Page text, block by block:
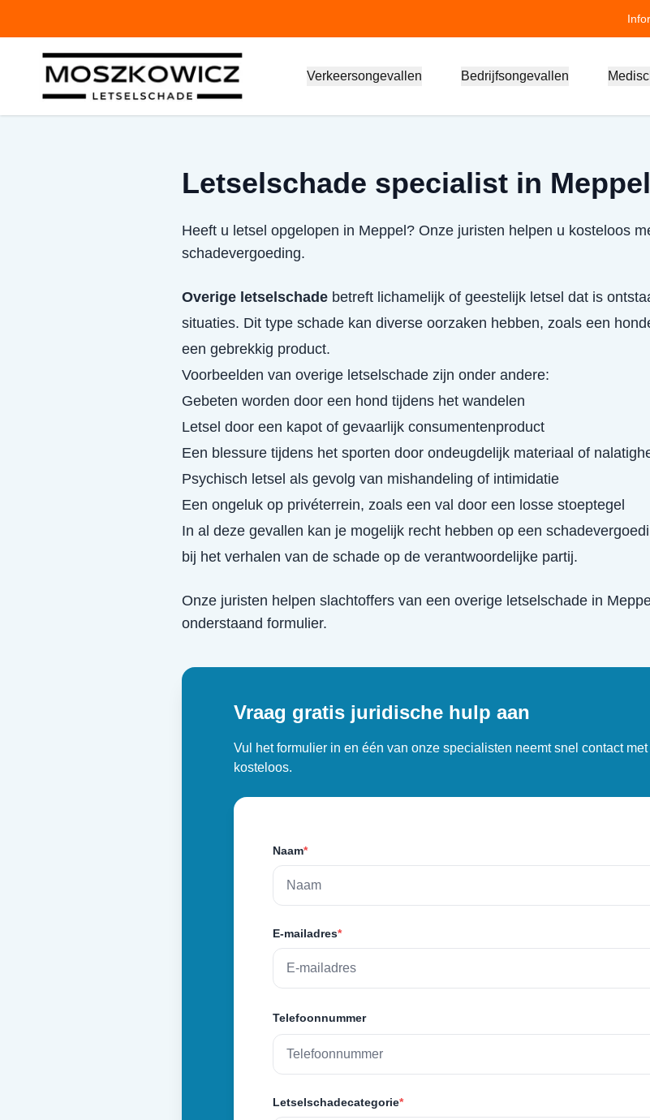
Verkeersongevallen Bedrijfsongevallen
Letselschade specialist in Meppel
Heeft u letsel opgelopen in Meppel? Onze juristen helpen u kosteloos
schadevergoeding.
Overige letselschade betreft lichamelijk of geestelijk letsel dat is
situaties. Dit type schade kan diverse oorzaken hebben, zoals een
een gebrekkig product.
Voorbeelden van overige letselschade zijn onder andere:
Gebeten worden door een hond tijdens het wandelen
Letsel door een kapot of gevaarlijk consumentenproduct
Een blessure tijdens het sporten door ondeugdelijk materiaal of
Psychisch letsel als gevolg van mishandeling of intimidatie
Een ongeluk op privéterrein, zoals een val door een losse stoeptegel
In al deze gevallen kan je mogelijk recht hebben op een
bij het verhalen van de schade op de verantwoordelijke partij.
Onze juristen helpen slachtoffers van een overige letselschade in
onderstaand formulier.
Vraag gratis juridische hulp aan
Vul het formulier in en één van onze specialisten neemt snel contact
kosteloos.
Naam*
E-mailadres*
Telefoonnummer
Letselschadecategorie*